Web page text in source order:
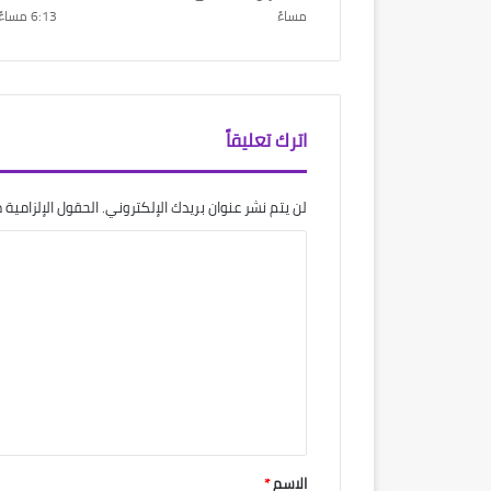
مساءً
6:13 مساءً
اترك تعليقاً
لن يتم نشر عنوان بريدك الإلكتروني.الحقول
*
الاسم*